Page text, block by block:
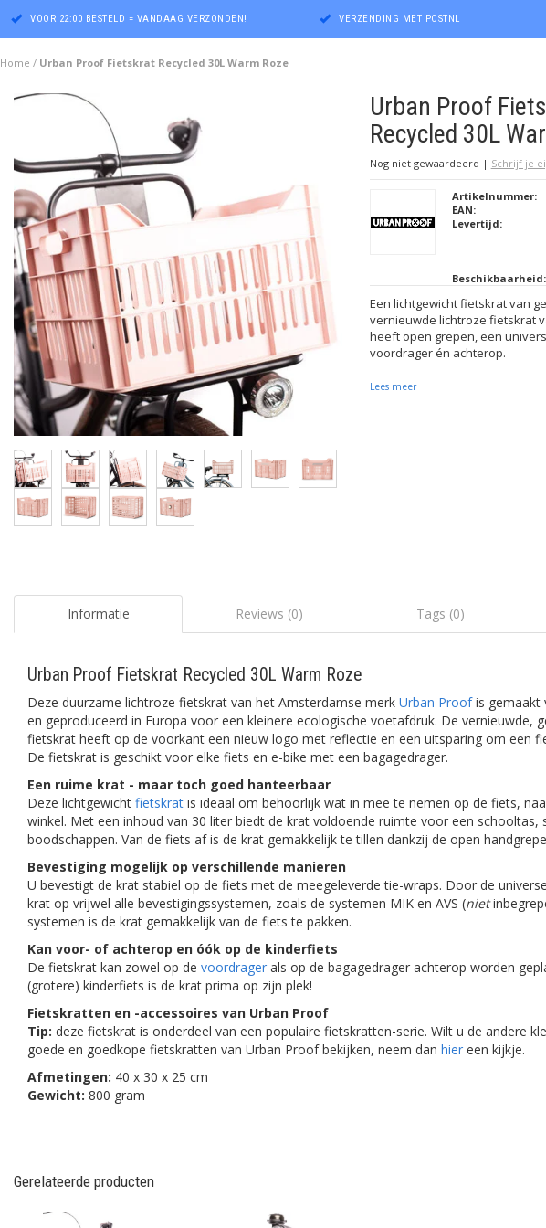
VOOR 22:00 BESTELD = VANDAAG VERZONDEN! VERZENDING MET POSTNL
Home / Urban Proof Fietskrat Recycled 30L Warm Roze
Urban Proof
Recycled 30L
Nog niet gewaardeerd | Schrijf je
Artikelnummer:
EAN:
Levertijd:
Beschikbaarheid:
Een lichtgewicht fietskrat van
vernieuwde lichtroze fietskrat
heeft open grepen, een
voordrager én achterop.
Lees meer
Informatie Reviews (0) Tags (0)
Urban Proof Fietskrat Recycled 30L Warm Roze
Deze duurzame lichtroze fietskrat van het Amsterdamse merk Urban Proofis gemaakt
en geproduceerd in Europa voor een kleinere ecologische voetafdruk. De vernieuwde,
fietskrat heeft op de voorkant een nieuw logo met reflectie en een uitsparing om een
De fietskrat is geschikt voor elke fiets en e-bike met een bagagedrager.
Een ruime krat - maar toch goed hanteerbaar
Deze lichtgewicht fietskrat is ideaal om behoorlijk wat in mee te nemen op de fiets,
winkel. Met een inhoud van 30 liter biedt de krat voldoende ruimte voor een schooltas,
boodschappen. Van de fiets af is de krat gemakkelijk te tillen dankzij de open
Bevestiging mogelijk op verschillende manieren
U bevestigt de krat stabiel op de fiets met de meegeleverde tie-wraps. Door de
krat op vrijwel alle bevestigingssystemen, zoals de systemen MIK en AVS (niet
systemen is de krat gemakkelijk van de fiets te pakken.
Kan voor- of achterop en óók op de kinderfiets
De fietskrat kan zowel op de voordrager als op de bagagedrager achterop worden
(grotere) kinderfiets is de krat prima op zijn plek!
Fietskratten en -accessoires van Urban Proof
Tip: deze fietskrat is onderdeel van een populaire fietskratten-serie. Wilt u de andere
goede en goedkope fietskratten van Urban Proof bekijken, neem dan hier een kijkje.
Afmetingen: 40 x 30 x 25 cm
Gewicht: 800 gram
Gerelateerde producten